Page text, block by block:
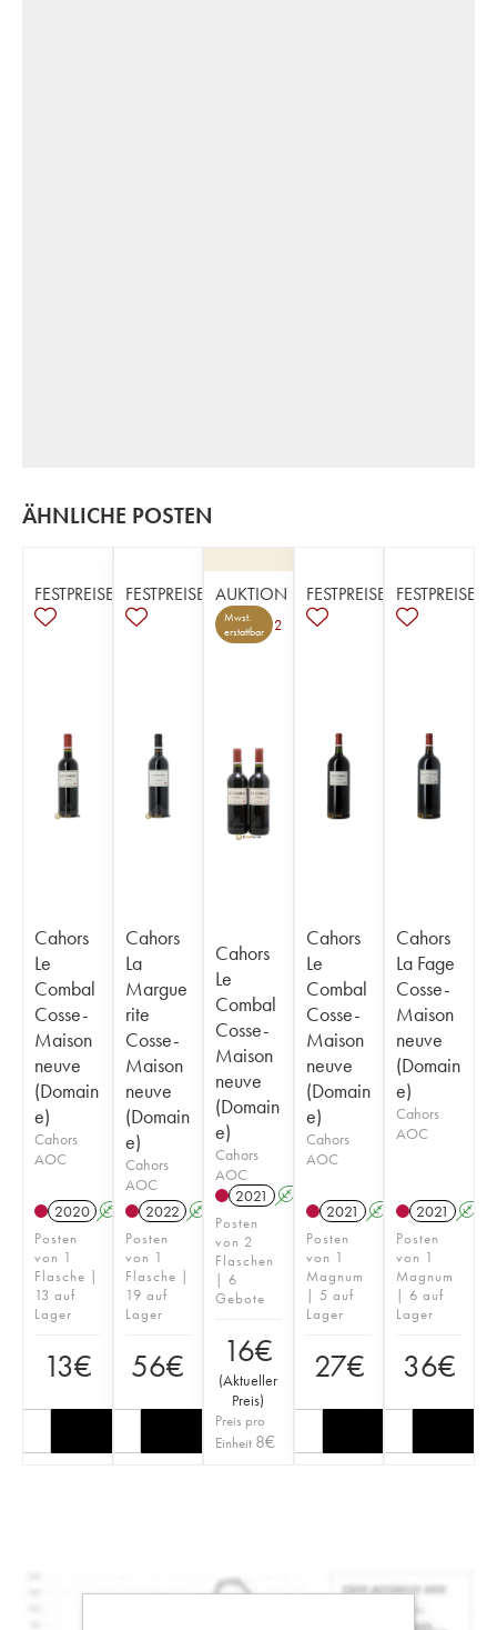
ÄHNLICHE POSTEN
FESTPREISE
Cahors
Le
Combal
Cosse-
Maison
neuve
(Domain
e)
Cahors
AOC
2020 A
Posten
von 1
Flasche |
13 auf
Lager
13€
FESTPREISE
Cahors
La
Margue
rite
Cosse-
Maison
neuve
(Domain
e)
Cahors
AOC
2022 A
Posten
von 1
Flasche |
19 auf
Lager
56€
AUKTION
Mwst.
erstattbar
2
Cahors
Le
Combal
Cosse-
Maison
neuve
(Domain
e)
Cahors
AOC
2021
A
Posten
von 2
Flaschen
| 6
Gebote
16€
(Aktueller
Preis)
Preis pro
Einheit 8€
FESTPREISE
Cahors
Le
Combal
Cosse-
Maison
neuve
(Domain
e)
Cahors
AOC
2021 A
Posten
von 1
Magnum
| 5 auf
Lager
27€
FESTPREISE
Cahors
La Fage
Cosse-
Maison
neuve
(Domain
e)
Cahors
AOC
2021 A
Posten
von 1
Magnum
| 6 auf
Lager
36€